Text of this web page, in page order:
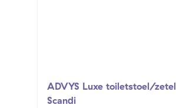
ADVYS Luxe toiletstoel/zetel
Scandi